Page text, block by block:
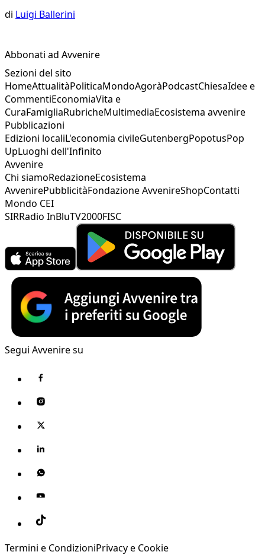
di Luigi Ballerini
Abbonati ad Avvenire
Sezioni del sito
HomeAttualitàPoliticaMondoAgoràPodcastChiesaIdee e
CommentiEconomiaVita e
CuraFamigliaRubricheMultimediaEcosistema avvenire
Pubblicazioni
Edizioni localiL'economia civileGutenbergPopotusPop
UpLuoghi dell'Infinito
Avvenire
Chi siamoRedazioneEcosistema
AvvenirePubblicitàFondazione AvvenireShopContatti
Mondo CEI
SIRRadio InBluTV2000FISC
Segui Avvenire su
Termini e CondizioniPrivacy e Cookie